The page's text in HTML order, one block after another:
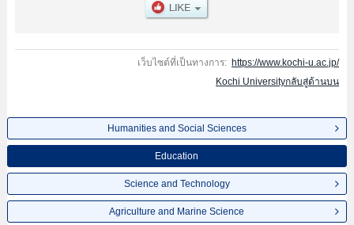
เว็บไซต์ที่เป็นทางการ: https://www.kochi-u.ac.jp/
Kochi Universityกลับสู่ด้านบน
Humanities and Social Sciences
Education
Science and Technology
Agriculture and Marine Science